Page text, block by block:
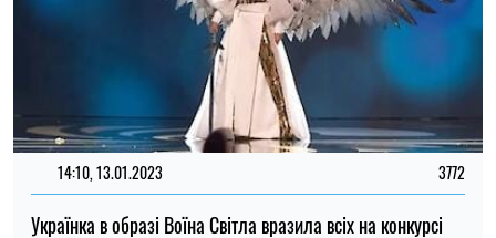
14:10, 13.01.2023 3772
Українка в образі Воїна Світла вразила всіх на конкурсі